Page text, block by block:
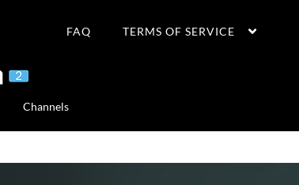
FAQ TERMS OF SERVICE
Channels